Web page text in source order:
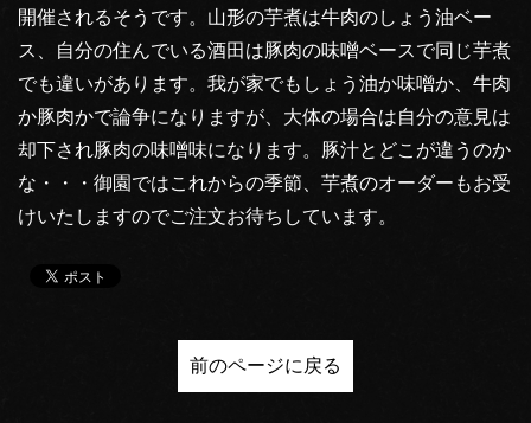
開催されるそうです。山形の芋煮は牛肉のしょう油ベー
ス、自分の住んでいる酒田は豚肉の味噌ベースで同じ芋煮
でも違いがあります。我が家でもしょう油か味噌か、牛肉
か豚肉かで論争になりますが、大体の場合は自分の意見は
却下され豚肉の味噌味になります。豚汁とどこが違うのか
な・・・御園ではこれからの季節、芋煮のオーダーもお受
けいたしますのでご注文お待ちしています。
前のページに戻る